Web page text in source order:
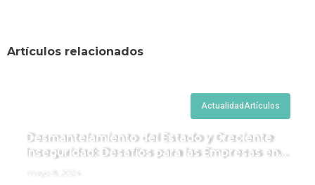
Artículos relacionados
ActualidadArtículos
Desmantelamiento del Estado y Creciente
Inseguridad: Desafíos para las Empresas en